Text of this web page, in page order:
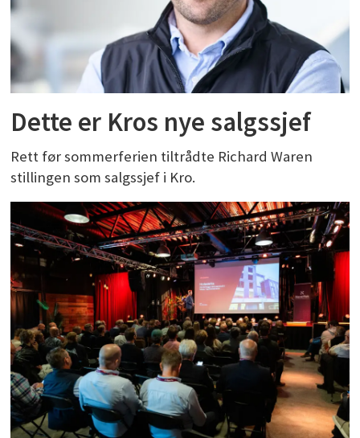
Dette er Kros nye salgssjef
Rett før sommerferien tiltrådte Richard Waren
stillingen som salgssjef i Kro.